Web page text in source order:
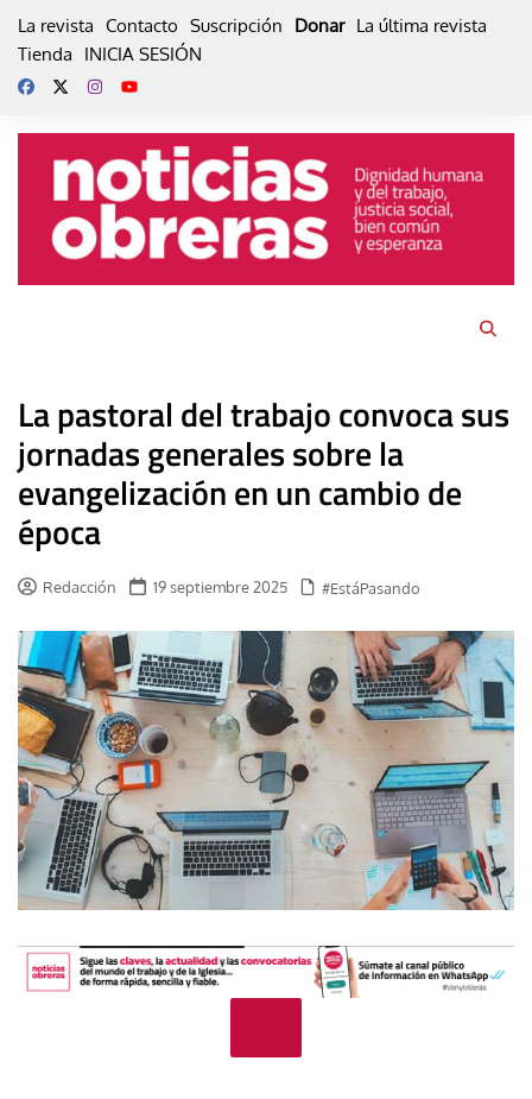
La revista Contacto Suscripción Donar La última revista
Tienda
INICIA SESIÓN
La pastoral del trabajo convoca sus
jornadas generales sobre la
evangelización en un cambio de
época
Redacción 19 septiembre 2025 #EstáPasando